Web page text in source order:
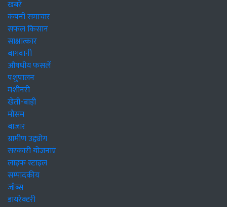
खबरें
कंपनी समाचार
सफल किसान
साक्षात्कार
बागवानी
औषधीय फसलें
पशुपालन
मशीनरी
खेती-बाड़ी
मौसम
बाजार
ग्रामीण उद्द्योग
सरकारी योजनाएं
लाइफ स्टाइल
सम्पादकीय
जॉब्स
डायरेक्टरी